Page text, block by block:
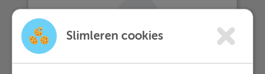
Slimleren cookies